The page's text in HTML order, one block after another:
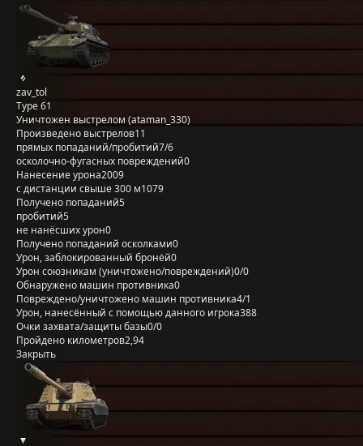
zav_tol
Type 61
Уничтожен выстрелом (ataman_330)
Произведено выстрелов11
прямых попаданий/пробитий7/6
осколочно-фугасных повреждений0
Нанесение урона2009
с дистанции свыше 300 м1079
Получено попаданий5
пробитий5
не нанёсших урон0
Получено попаданий осколками0
Урон, заблокированный бронёй0
Урон союзникам (уничтожено/повреждений)0/0
Обнаружено машин противника0
Повреждено/уничтожено машин противника4/1
Урон, нанесённый с помощью данного игрока388
Очки захвата/защиты базы0/0
Пройдено километров2,94
Закрыть